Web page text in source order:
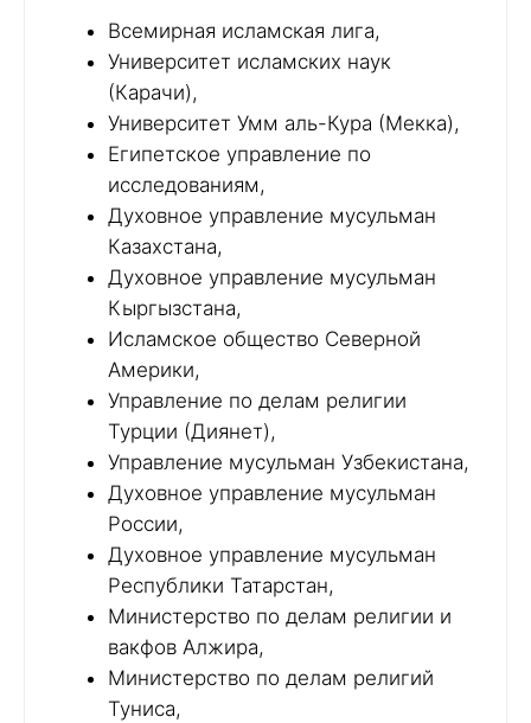
Всемирная исламская лига,
Университет исламских наук
(Карачи),
Университет Умм аль-Кура (Мекка),
Египетское управление по
исследованиям,
Духовное управление мусульман
Казахстана,
Духовное управление мусульман
Кыргызстана,
Исламское общество Северной
Америки,
Управление по делам религии
Турции (Диянет),
Управление мусульман Узбекистана,
Духовное управление мусульман
России,
Духовное управление мусульман
Республики Татарстан,
Министерство по делам религии и
вакфов Алжира,
Министерство по делам религий
Туниса,